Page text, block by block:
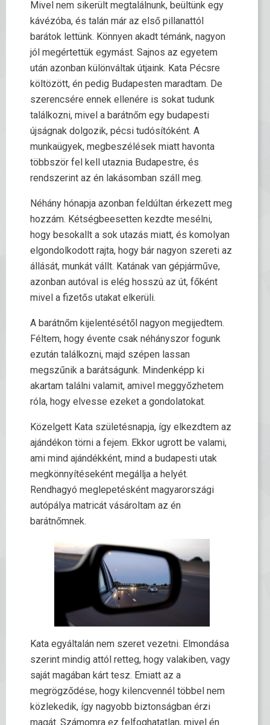
Mivel nem sikerült megtalálnunk, beültünk egy
kávézóba, és talán már az első pillanattól
barátok lettünk. Könnyen akadt témánk, nagyon
jól megértettük egymást. Sajnos az egyetem
után azonban különváltak útjaink. Kata Pécsre
költözött, én pedig Budapesten maradtam. De
szerencsére ennek ellenére is sokat tudunk
találkozni, mivel a barátnőm egy budapesti
újságnak dolgozik, pécsi tudósítóként. A
munkaügyek, megbeszélések miatt havonta
többször fel kell utaznia Budapestre, és
rendszerint az én lakásomban száll meg.
Néhány hónapja azonban feldúltan érkezett meg
hozzám. Kétségbeesetten kezdte mesélni,
hogy besokallt a sok utazás miatt, és komolyan
elgondolkodott rajta, hogy bár nagyon szereti az
állását, munkát vállt. Katának van gépjárműve,
azonban autóval is elég hosszú az út, főként
mivel a fizetős utakat elkerüli.
A barátnőm kijelentésétől nagyon megijedtem.
Féltem, hogy évente csak néhányszor fogunk
ezután találkozni, majd szépen lassan
megszűnik a barátságunk. Mindenképp ki
akartam találni valamit, amivel meggyőzhetem
róla, hogy elvesse ezeket a gondolatokat.
Közelgett Kata születésnapja, így elkezdtem az
ajándékon törni a fejem. Ekkor ugrott be valami,
ami mind ajándékként, mind a budapesti utak
megkönnyítéseként megállja a helyét.
Rendhagyó meglepetésként magyarországi
autópálya matricát vásároltam az én
barátnőmnek.
Kata egyáltalán nem szeret vezetni. Elmondása
szerint mindig attól retteg, hogy valakiben, vagy
saját magában kárt tesz. Emiatt az a
megrögződése, hogy kilencvennél többel nem
közlekedik, így nagyobb biztonságban érzi
magát. Számomra ez felfoghatatlan, mivel én